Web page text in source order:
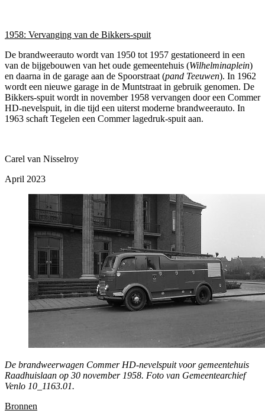
1958: Vervanging van de Bikkers-spuit
De brandweerauto wordt van 1950 tot 1957 gestationeerd in een
van de bijgebouwen van het oude gemeentehuis (Wilhelminaplein)
en daarna in de garage aan de Spoorstraat (pand Teeuwen). In 1962
wordt een nieuwe garage in de Muntstraat in gebruik genomen. De
Bikkers-spuit wordt in november 1958 vervangen door een Commer
HD-nevelspuit, in die tijd een uiterst moderne brandweerauto. In
1963 schaft Tegelen een Commer lagedruk-spuit aan.
Carel van Nisselroy
April 2023
De brandweerwagen Commer HD-nevelspuit voor gemeentehuis
Raadhuislaan op 30 november 1958. Foto van Gemeentearchief
Venlo 10_1163.01.
Bronnen